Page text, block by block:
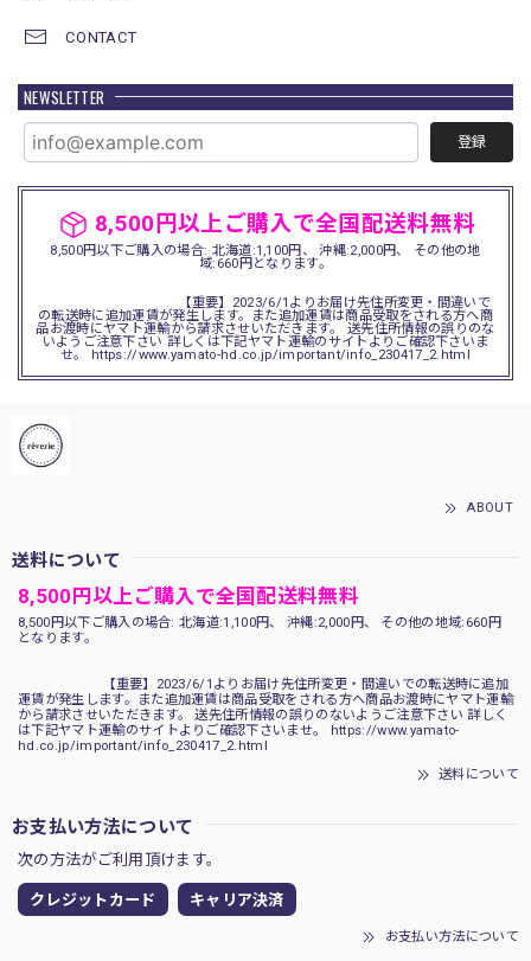
CONTACT
NEWSLETTER
登録
8,500円以上ご購入で全国配送料無料
8,500円以下ご購入の場合: 北海道:1,100円、 沖縄:2,000円、 その他の地
域:660円となります。
【重要】2023/6/1よりお届け先住所変更・間違いで
の転送時に追加運賃が発生します。また追加運賃は商品受取をされる方へ商
品お渡時にヤマト運輸から請求させいただきます。 送先住所情報の誤りのな
いようご注意下さい 詳しくは下記ヤマト運輸のサイトよりご確認下さいま
せ。 https://www.yamato-hd.co.jp/important/info_230417_2.html
ABOUT
送料について
8,500円以上ご購入で全国配送料無料
8,500円以下ご購入の場合: 北海道:1,100円、 沖縄:2,000円、 その他の地域:660円
となります。
【重要】2023/6/1よりお届け先住所変更・間違いでの転送時に追加
運賃が発生します。また追加運賃は商品受取をされる方へ商品お渡時にヤマト運輸
から請求させいただきます。 送先住所情報の誤りのないようご注意下さい 詳しく
は下記ヤマト運輸のサイトよりご確認下さいませ。 https://www.yamato-
hd.co.jp/important/info_230417_2.html
送料について
お支払い方法について
次の方法がご利用頂けます。
クレジットカード キャリア決済
お支払い方法について